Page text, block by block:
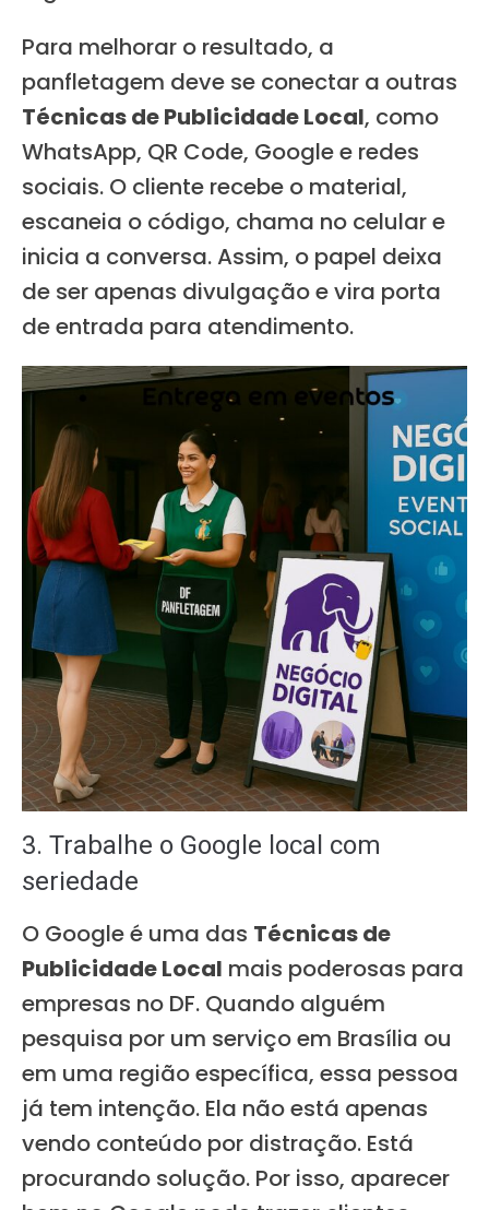
Para melhorar o resultado, a
panfletagem deve se conectar a outras
Técnicas de Publicidade Local, como
WhatsApp, QR Code, Google e redes
sociais. O cliente recebe o material,
escaneia o código, chama no celular e
inicia a conversa. Assim, o papel deixa
de ser apenas divulgação e vira porta
de entrada para atendimento.
3. Trabalhe o Google local com
seriedade
O Google é uma das Técnicas de
Publicidade Local mais poderosas para
empresas no DF. Quando alguém
pesquisa por um serviço em Brasília ou
em uma região específica, essa pessoa
já tem intenção. Ela não está apenas
vendo conteúdo por distração. Está
procurando solução. Por isso, aparecer